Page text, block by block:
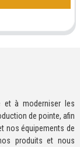
et à moderniser les
de pointe, afin
nos équipements de
produits et nous